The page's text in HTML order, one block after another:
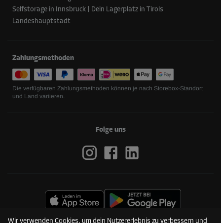
Wir verwenden Cookies, um dein Nutzererlebnis zu verbessern und
Selfstorage in Innsbruck | Dein Lagerplatz in Tirols
Landeshauptstadt
Zahlungsmethoden
Die verfügbaren Zahlungsmethoden können je nach Storebox-Standort
und Land variieren.
Folge uns